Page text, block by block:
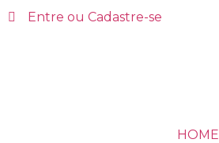
Entre ou Cadastre-se
HOME